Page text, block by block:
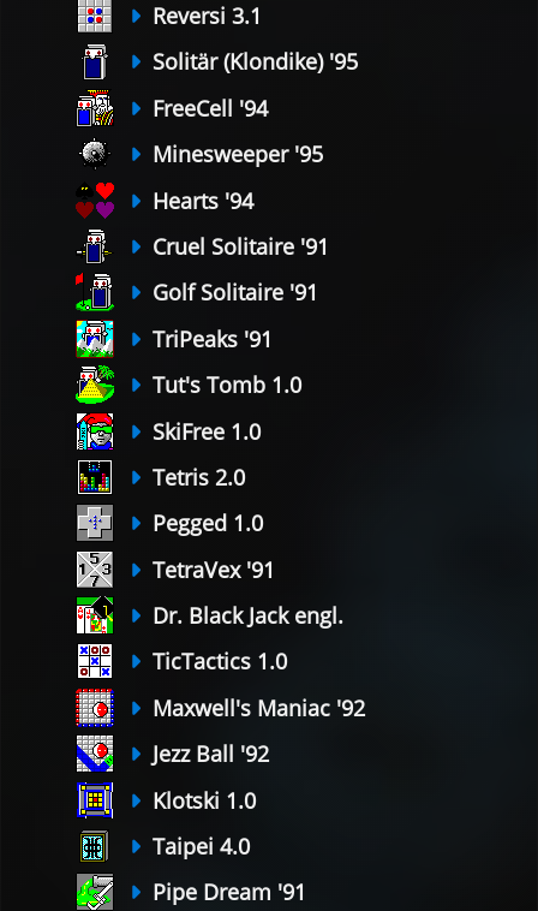
Reversi 3.1
Solitär (Klondike) '95
FreeCell '94
Minesweeper '95
Hearts '94
Cruel Solitaire '91
Golf Solitaire '91
TriPeaks '91
Tut's Tomb 1.0
SkiFree 1.0
Tetris 2.0
Pegged 1.0
TetraVex '91
Dr. Black Jack engl.
TicTactics 1.0
Maxwell's Maniac '92
Jezz Ball '92
Klotski 1.0
Taipei 4.0
Pipe Dream '91